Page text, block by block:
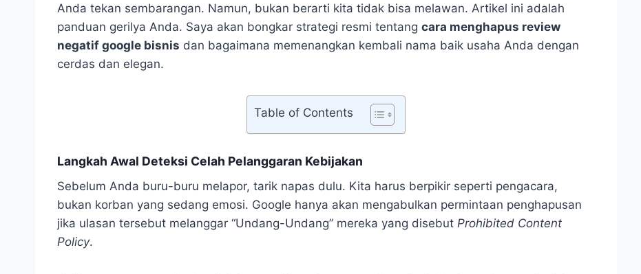
Anda tekan sembarangan. Namun, bukan berarti kita tidak bisa melawan. Artikel ini adalah
panduan gerilya Anda. Saya akan bongkar strategi resmi tentang cara menghapus review
negatif google bisnis dan bagaimana memenangkan kembali nama baik usaha Anda dengan
cerdas dan elegan.
Table of Contents
Langkah Awal Deteksi Celah Pelanggaran Kebijakan
Sebelum Anda buru-buru melapor, tarik napas dulu. Kita harus berpikir seperti pengacara,
bukan korban yang sedang emosi. Google hanya akan mengabulkan permintaan penghapusan
jika ulasan tersebut melanggar “Undang-Undang” mereka yang disebut Prohibited Content
Policy.